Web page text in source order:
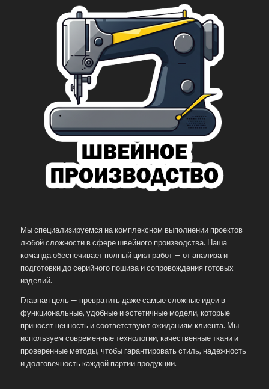
Мы специализируемся на комплексном выполнении проектов
любой сложности в сфере швейного производства. Наша
команда обеспечивает полный цикл работ — от анализа и
подготовки до серийного пошива и сопровождения готовых
изделий.
Главная цель — превратить даже самые сложные идеи в
функциональные, удобные и эстетичные модели, которые
приносят ценность и соответствуют ожиданиям клиента. Мы
используем современные технологии, качественные ткани и
проверенные методы, чтобы гарантировать стиль, надежность
и долговечность каждой партии продукции.